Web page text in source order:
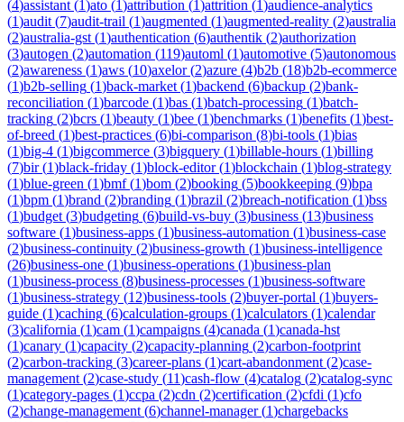
(4)assistant (1)ato (1)attribution (1)attrition (1)audience-analytics
(1)audit (7)audit-trail (1)augmented (1)augmented-reality (2)australia
(2)australia-gst (1)authentication (6)authentik (2)authorization
(3)autogen (2)automation (119)automl (1)automotive (5)autonomous
(2)awareness (1)aws (10)axelor(2)azure (4)b2b (18)b2b-ecommerce
(1)b2b-selling (1)back-market (1)backend (6)backup (2)bank-
reconciliation (1)barcode (1)bas (1)batch-processing (1)batch-
tracking (2)bcrs (1)beauty (1)bee (1)benchmarks (1)benefits (1)best-
of-breed (1)best-practices (6)bi-comparison (8)bi-tools (1)bias
(1)big-4 (1)bigcommerce (3)bigquery (1)billable-hours (1)billing
(7)bir(1)black-friday (1)block-editor(1)blockchain (1)blog-strategy
(1)blue-green (1)bmf(1)bom (2)booking (5)bookkeeping (9)bpa
(1)bpm (1)brand (2)branding (1)brazil (2)breach-notification (1)bss
(1)budget (3)budgeting (6)build-vs-buy (3)business (13)business
software (1)business-apps (1)business-automation (1)business-case
(2)business-continuity (2)business-growth (1)business-intelligence
(26)business-one (1)business-operations (1)business-plan
(1)business-process (8)business-processes (1)business-software
(1)business-strategy (12)business-tools (2)buyer-portal (1)buyers-
guide (1)caching (6)calculation-groups (1)calculators (1)calendar
(3)california (1)cam (1)campaigns (4)canada (1)canada-hst
(1)canary (1)capacity (2)capacity-planning (2)carbon-footprint
(2)carbon-tracking (3)career-plans (1)cart-abandonment (2)case-
management (2)case-study (11)cash-flow (4)catalog (2)catalog-sync
(1)category-pages (1)ccpa (2)cdn (2)certification (2)cfdi (1)cfo
(2)change-management (6)channel-manager(1)chargebacks